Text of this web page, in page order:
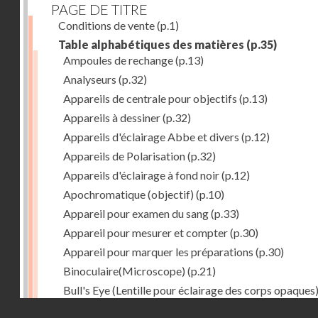
PAGE DE TITRE
Conditions de vente(p.1)
Table alphabétiques des matières (p.35)
Ampoules de rechange(p.13)
Analyseurs (p.32)
Appareils de centrale pour objectifs (p.13)
Appareils à dessiner(p.32)
Appareils d'éclairage Abbe et divers (p.12)
Appareils de Polarisation(p.32)
Appareils d'éclairage à fond noir(p.12)
Apochromatique (objectif) (p.10)
Appareil pour examen du sang(p.33)
Appareil pour mesurer et compter(p.30)
Appareil pour marquer les préparations (p.30)
Binoculaire(Microscope) (p.21)
Bull's Eye (Lentille pour éclairage des corps opaques)
(p.27)